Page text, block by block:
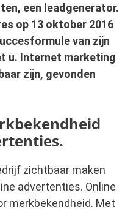
een leadgenerator.
op 13 oktober 2016
van zijn
u. Internet marketing
zijn, gevonden
zichtbaar maken
advertenties. Online
merkbekendheid. Met